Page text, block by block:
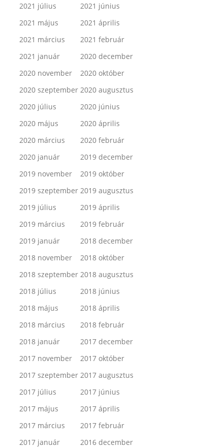
2021 július
2021 június
2021 május
2021 április
2021 március
2021 február
2021 január
2020 december
2020 november
2020 október
2020 szeptember 2020 augusztus
2020 július
2020 június
2020 május
2020 április
2020 március
2020 február
2020 január
2019 december
2019 november
2019 október
2019 szeptember 2019 augusztus
2019 július
2019 április
2019 március
2019 február
2019 január
2018 december
2018 november
2018 október
2018 szeptember 2018 augusztus
2018 július
2018 június
2018 május
2018 április
2018 március
2018 február
2018 január
2017 december
2017 november
2017 október
2017 szeptember 2017 augusztus
2017 július
2017 június
2017 május
2017 április
2017 március
2017 február
2017 január
2016 december